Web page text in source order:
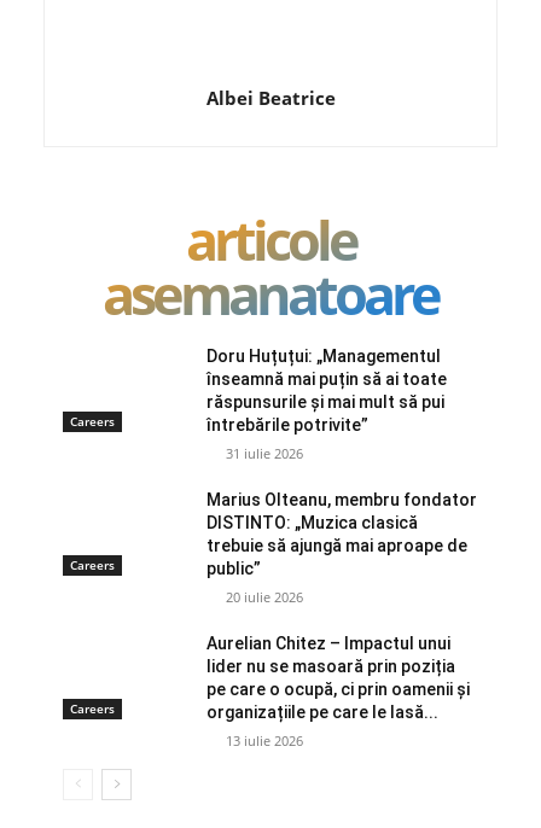
Albei Beatrice
articole
asemanatoare
Careers
Doru Huțuțui: „Managementul
înseamnă mai puțin să ai toate
răspunsurile și mai mult să pui
întrebările potrivite”
31 iulie 2026
Careers
Marius Olteanu, membru fondator
DISTINTO: „Muzica clasică
trebuie să ajungă mai aproape de
public”
20 iulie 2026
Careers
Aurelian Chitez – Impactul unui
lider nu se masoară prin poziția
pe care o ocupă, ci prin oamenii și
organizațiile pe care le lasă...
13 iulie 2026